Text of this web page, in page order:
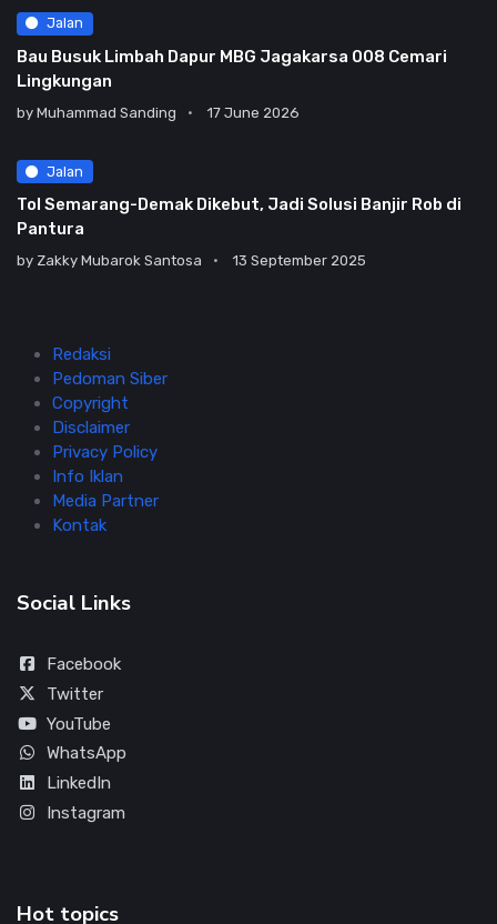
Jalan
Bau Busuk Limbah Dapur MBG Jagakarsa 008 Cemari
Lingkungan
by Muhammad Sanding 17 June 2026
Jalan
Tol Semarang-Demak Dikebut, Jadi Solusi Banjir Rob di
Pantura
by Zakky Mubarok Santosa 13 September 2025
Redaksi
Pedoman Siber
Copyright
Disclaimer
Privacy Policy
Info Iklan
Media Partner
Kontak
Social Links
Facebook
Twitter
YouTube
WhatsApp
LinkedIn
Instagram
Hot topics